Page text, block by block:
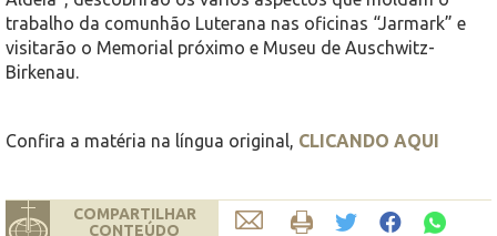
trabalho da comunhão Luterana nas oficinas “Jarmark” e
visitarão o Memorial próximo e Museu de Auschwitz-
Birkenau.
Confira a matéria na língua original, CLICANDO AQUI
COMPARTILHAR
CONTEÚDO